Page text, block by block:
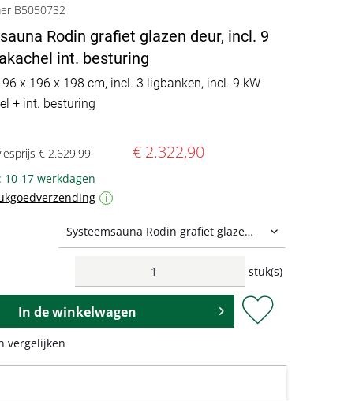
B5050732
Rodin grafiet glazen deur, incl. 9
int. besturing
x 196 x 198 cm, incl. 3 ligbanken, incl. 9 kW
+ int. besturing
€ 2.629,99 € 2.322,90
10-17 werkdagen
i
stuk(s)
In de winkelwagen
vergelijken